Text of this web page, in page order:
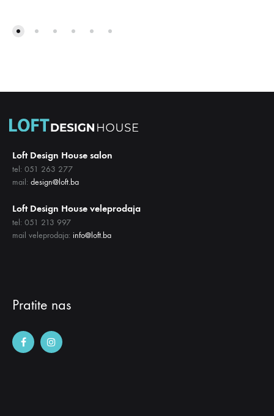
Loft Design House salon
tel: 051 263 277
mail: design@loft.ba
Loft Design House veleprodaja
tel: 051 213 997
mail veleprodaja: info@loft.ba
Pratite nas